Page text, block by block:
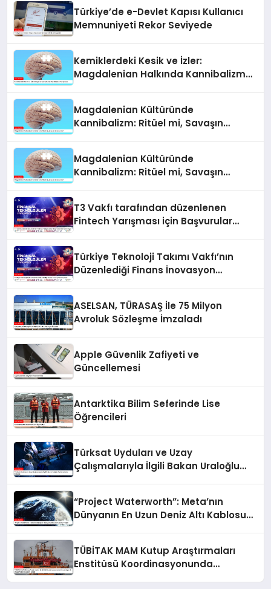
Türkiye’de e-Devlet Kapısı Kullanıcı
Memnuniyeti Rekor Seviyede
Kemiklerdeki Kesik ve İzler:
Magdalenian Halkında Kannibalizm
Magdalenian Kültüründe
Kannibalizm: Ritüel mi, Savaşın
Magdalenian Kültüründe
Kannibalizm: Ritüel mi, Savaşın
T3 Vakfı tarafından düzenlenen
Fintech Yarışması için Başvurular
Türkiye Teknoloji Takımı Vakfı’nın
Düzenlediği Finans İnovasyon
ASELSAN, TÜRASAŞ İle 75 Milyon
Avroluk Sözleşme İmzaladı
Apple Güvenlik Zafiyeti ve
Güncellemesi
Antarktika Bilim Seferinde Lise
Öğrencileri
Türksat Uyduları ve Uzay
Çalışmalarıyla İlgili Bakan Uraloğlu
“Project Waterworth”: Meta’nın
Dünyanın En Uzun Deniz Altı Kablosu
TÜBİTAK MAM Kutup Araştırmaları
Enstitüsü Koordinasyonunda